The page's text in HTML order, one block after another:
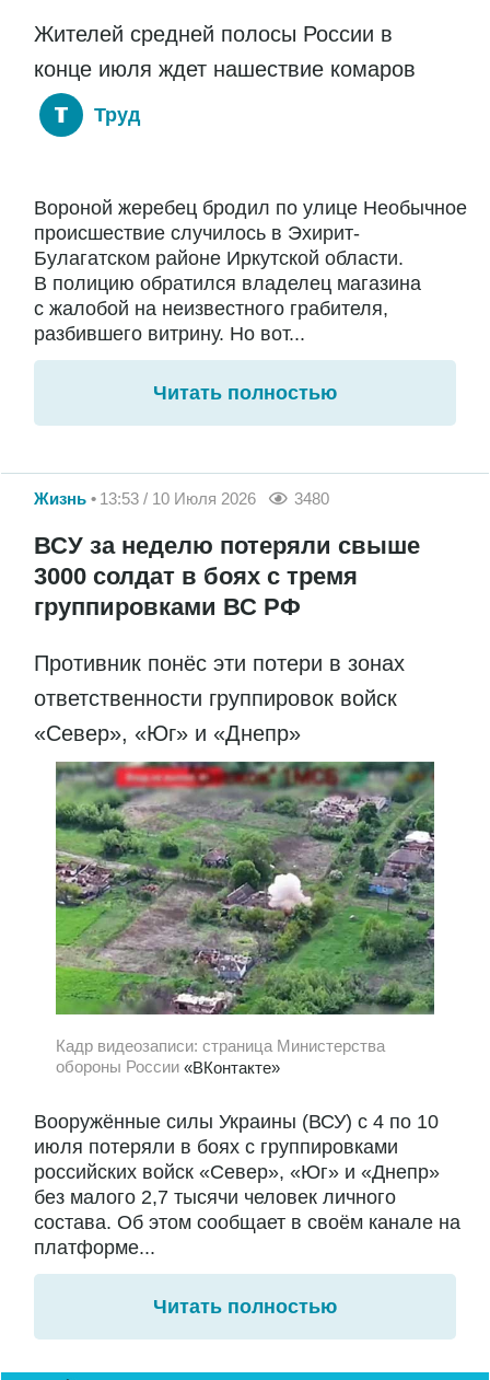
Жителей средней полосы России в
конце июля ждет нашествие комаров
Труд
Вороной жеребец бродил по улице Необычное
происшествие случилось в Эхирит-
Булагатском районе Иркутской области.
В полицию обратился владелец магазина
с жалобой на неизвестного грабителя,
разбившего витрину. Но вот...
Читать полностью
Жизнь 13:53 / 10 Июля 2026 3480
ВСУ за неделю потеряли свыше
3000 солдат в боях с тремя
группировками ВС РФ
Противник понёс эти потери в зонах
ответственности группировок войск
«Север», «Юг» и «Днепр»
Кадр видеозаписи: страница Министерства
обороны России «ВКонтакте»
Вооружённые силы Украины (ВСУ) с 4 по 10
июля потеряли в боях с группировками
российских войск «Север», «Юг» и «Днепр»
без малого 2,7 тысячи человек личного
состава. Об этом сообщает в своём канале на
платформе...
Читать полностью